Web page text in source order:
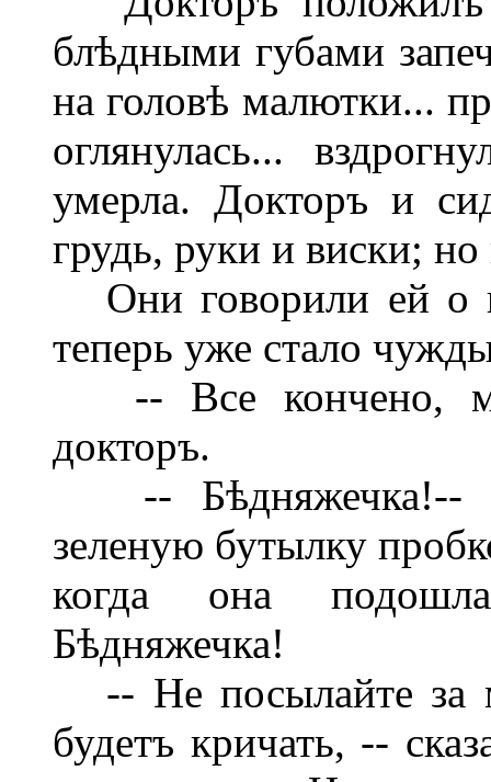
блѣдными губами
на головѣ малютки...
оглянулась...
умерла. Докторъ и
грудь, руки и виски; но
Они говорили ей о
теперь уже стало
-- Все кончено,
докторъ.
-- Бѣдняжечка!--
зеленую бутылку
когда она
Бѣдняжечка!
-- Не посылайте за
будетъ кричать, --